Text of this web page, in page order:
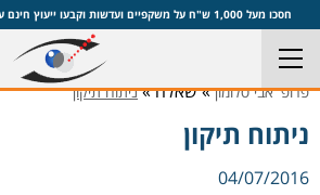
חסכו מעל 1,000 ש"ח על משקפיים ועדשות וקבעו ייעוץ חינם עם פרופ' אבי סלומון,
פרופ' אבי סלומון» שאלה »ניתוח תיקון
ניתוח תיקון
04/07/2016